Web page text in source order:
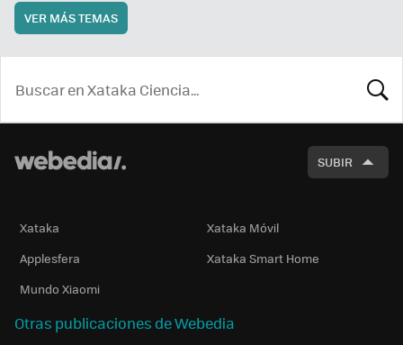
VER MÁS TEMAS
SUBIR
Xataka
Xataka Móvil
Applesfera
Xataka Smart Home
Mundo Xiaomi
Otras publicaciones de Webedia